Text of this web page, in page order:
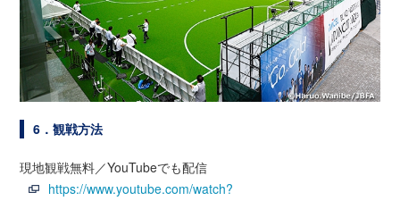
6．観戦方法
現地観戦無料／YouTubeでも配信
https://www.youtube.com/watch?